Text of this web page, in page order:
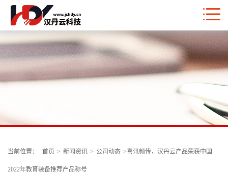
当前位置： 首页 > 新闻资讯 > 公司动态 >喜讯频传，汉丹云产品荣获中国
2022年教育装备推荐产品称号